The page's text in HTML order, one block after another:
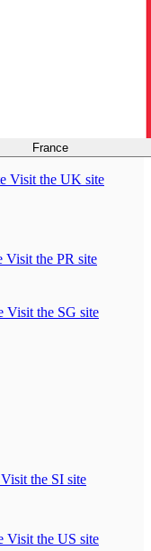
France
Visit the UK site
Visit the PR site
Visit the SG site
Visit the SI site
Visit the US site